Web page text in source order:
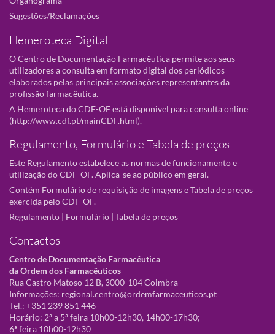
Sugestões/Reclamações
Hemeroteca Digital
O Centro de Documentação Farmacêutica permite aos seus
utilizadores a consulta em formato digital dos periódicos
elaborados pelas principais associações representantes da
profissão farmacêutica.
A Hemeroteca do CDF-OF está disponivel para consulta online
(http://www.cdf.pt/mainCDF.html).
Regulamento, Formulário e Tabela de preços
Este Regulamento estabelece as normas de funcionamento e
utilização do CDF-OF. Aplica-se ao público em geral.
Contém Formulário de requisição de imagens e Tabela de preços
exercida pelo CDF-OF.
Regulamento | Formulário | Tabela de preços
Contactos
Centro de Documentação Farmacêutica
da Ordem dos Farmacêuticos
Rua Castro Matoso 12 B, 3000-104 Coimbra
Informações: regional.centro@ordemfarmaceuticos.pt
Tel.: +351 239 851 446
Horário: 2ª a 5ª feira 10h00-12h30, 14h00-17h30;
6ª feira 10h00-12h30